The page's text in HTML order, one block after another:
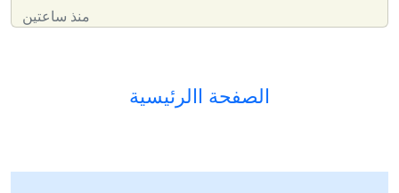
منذ ساعتين
الصفحة االرئيسية